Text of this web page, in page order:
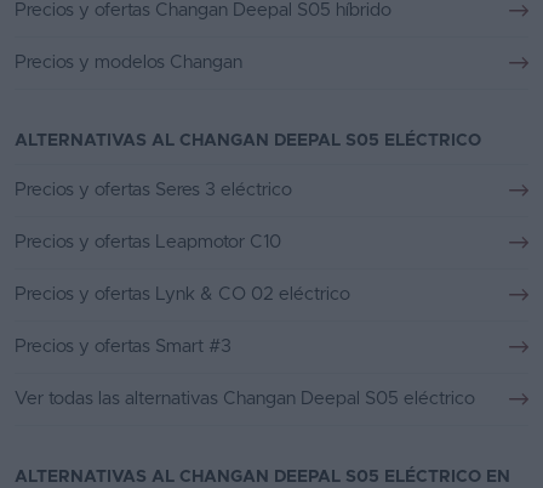
Precios y ofertas Changan Deepal S05 híbrido
Precios y modelos Changan
ALTERNATIVAS AL CHANGAN DEEPAL S05 ELÉCTRICO
Precios y ofertas Seres 3 eléctrico
Precios y ofertas Leapmotor C10
Precios y ofertas Lynk & CO 02 eléctrico
Precios y ofertas Smart #3
Ver todas las alternativas Changan Deepal S05 eléctrico
ALTERNATIVAS AL CHANGAN DEEPAL S05 ELÉCTRICO EN